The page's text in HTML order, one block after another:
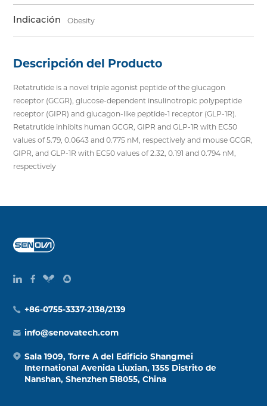
Indicación Obesity
Descripción del Producto
Retatrutide is a novel triple agonist peptide of the glucagon
receptor (GCGR), glucose-dependent insulinotropic polypeptide
receptor (GIPR) and glucagon-like peptide-1 receptor (GLP-1R).
Retatrutide inhibits human GCGR, GIPR and GLP-1R with EC50
values of 5.79, 0.0643 and 0.775 nM, respectively and mouse GCGR,
GIPR, and GLP-1R with EC50 values of 2.32, 0.191 and 0.794 nM,
respectively
+86-0755-3337-2138/2139
info@senovatech.com
Sala 1909, Torre A del Edificio Shangmei
International Avenida Liuxian, 1355 Distrito de
Nanshan, Shenzhen 518055, China